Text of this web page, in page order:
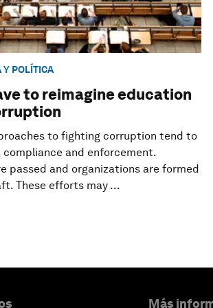
Y POLÍTICA
to reimagine education
to fighting corruption tend to
compliance and enforcement.
passed and organizations are formed
These efforts may ...
Más